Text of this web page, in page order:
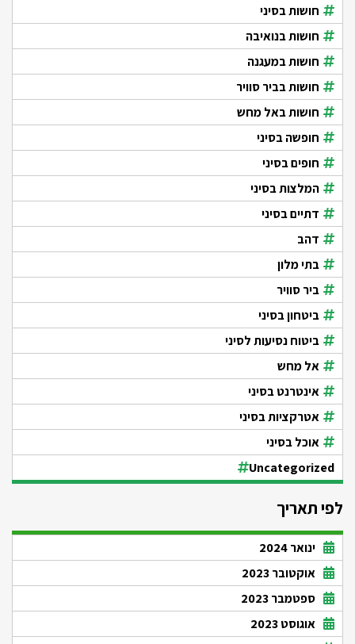
חושות בסיני
חושות בנואיבה
חושות במעגנה
חושות בביר סוויר
חושות באל מחש
חופשה בסיני
חופים בסיני
המלצות בסיני
דתיים בסיני
דהב
בתי מלון
ביר סוויר
ביטחון בסיני
ביטוח נסיעות לסיני
אל מחש
אינטרנט בסיני
אטרקציות בסיני
אוכל בסיני
Uncategorized
לפי תאריך
ינואר 2024
אוקטובר 2023
ספטמבר 2023
אוגוסט 2023